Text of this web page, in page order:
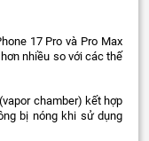
17 Pro và Pro Max
nhiều so với các thế
chamber) kết hợp
bị nóng khi sử dụng